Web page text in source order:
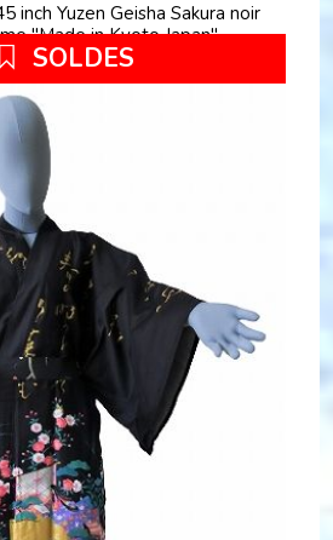
inch Yuzen Geisha Sakura noir
"Made in Kyoto Japan"
SOLDES